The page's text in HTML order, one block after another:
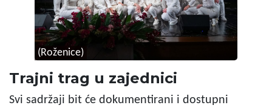
(Roženice)
Trajni trag u zajednici
Svi sadržaji bit će dokumentirani i dostupni